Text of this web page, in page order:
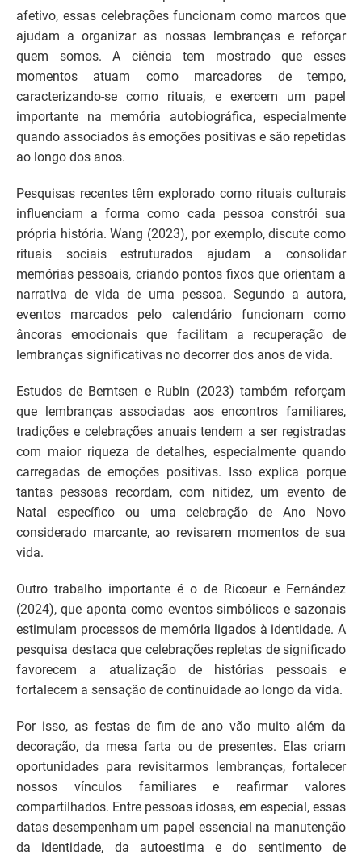
afetivo, essas celebrações funcionam como marcos que
ajudam a organizar as nossas lembranças e reforçar
quem somos. A ciência tem mostrado que esses
momentos atuam como marcadores de tempo,
caracterizando-se como rituais, e exercem um papel
importante na memória autobiográfica, especialmente
quando associados às emoções positivas e são repetidas
ao longo dos anos.
Pesquisas recentes têm explorado como rituais culturais
influenciam a forma como cada pessoa constrói sua
própria história. Wang (2023), por exemplo, discute como
rituais sociais estruturados ajudam a consolidar
memórias pessoais, criando pontos fixos que orientam a
narrativa de vida de uma pessoa. Segundo a autora,
eventos marcados pelo calendário funcionam como
âncoras emocionais que facilitam a recuperação de
lembranças significativas no decorrer dos anos de vida.
Estudos de Berntsen e Rubin (2023) também reforçam
que lembranças associadas aos encontros familiares,
tradições e celebrações anuais tendem a ser registradas
com maior riqueza de detalhes, especialmente quando
carregadas de emoções positivas. Isso explica porque
tantas pessoas recordam, com nitidez, um evento de
Natal específico ou uma celebração de Ano Novo
considerado marcante, ao revisarem momentos de sua
vida.
Outro trabalho importante é o de Ricoeur e Fernández
(2024), que aponta como eventos simbólicos e sazonais
estimulam processos de memória ligados à identidade. A
pesquisa destaca que celebrações repletas de significado
favorecem a atualização de histórias pessoais e
fortalecem a sensação de continuidade ao longo da vida.
Por isso, as festas de fim de ano vão muito além da
decoração, da mesa farta ou de presentes. Elas criam
oportunidades para revisitarmos lembranças, fortalecer
nossos vínculos familiares e reafirmar valores
compartilhados. Entre pessoas idosas, em especial, essas
datas desempenham um papel essencial na manutenção
da identidade, da autoestima e do sentimento de